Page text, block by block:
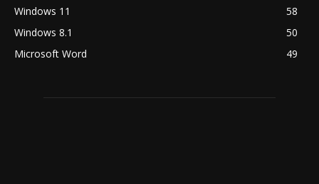
Windows 11
58
Windows 8.1
50
Microsoft Word
49